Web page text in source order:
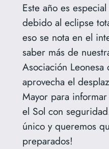
Este año es
debido al eclipse
eso se nota en el
saber más de
Asociación Leonesa
aprovecha el
Mayor para
el Sol con
único y queremos
preparados!